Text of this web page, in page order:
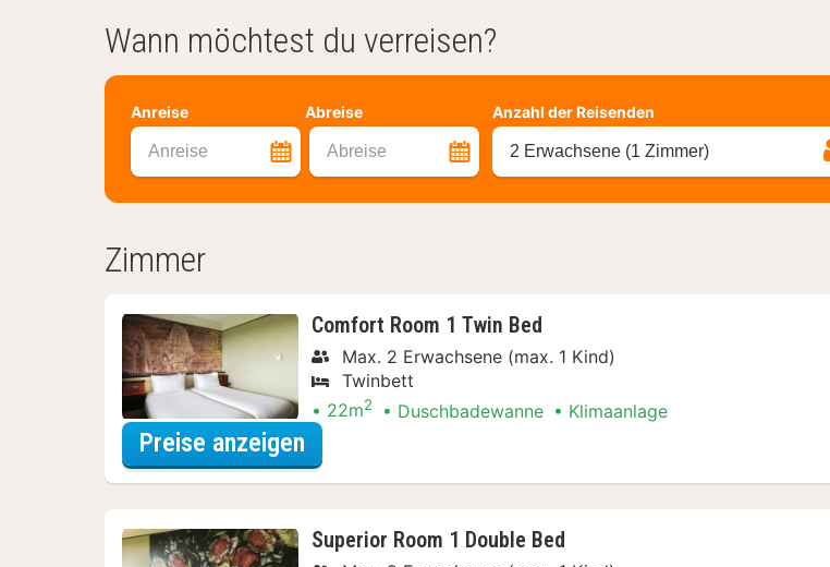
Wann möchtest du verreisen?
Anreise Abreise
Anreise Abreise
Anzahl der Reisenden
2 Erwachsene (1 Zimmer)
Zimmer
Comfort Room 1 Twin Bed
Max. 2 Erwachsene (max. 1 Kind)
Twinbett
22m2 Duschbadewanne Klimaanlage
Preise anzeigen
Superior Room 1 Double Bed